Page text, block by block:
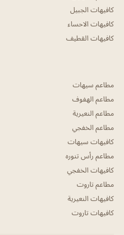
كافيهات الجبيل
كافيهات الاحساء
كافيهات القطيف
مطاعم سيهات
مطاعم الهفوف
مطاعم النعيرية
مطاعم الخفجي
كافيهات سيهات
مطاعم رأس تنوره
كافيهات الخفجي
مطاعم تاروت
كافيهات النعيرية
كافيهات تاروت